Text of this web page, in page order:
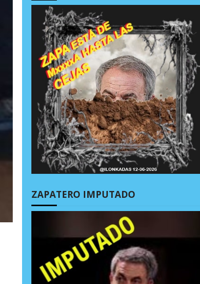
ZAPATERO IMPUTADO